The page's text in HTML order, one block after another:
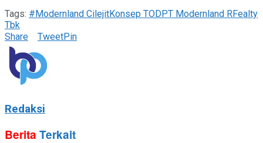
Tags: #Modernland CilejitKonsep TODPT Modernland RFealty
Tbk
Share
TweetPin
Redaksi
Berita Terkait